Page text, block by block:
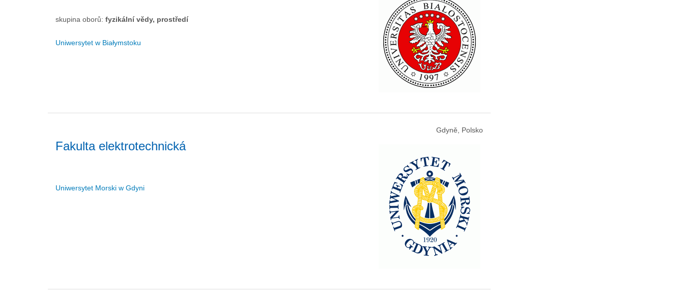
skupina oborů: fyzikální vědy, prostředí
Uniwersytet w Białymstoku
Gdyně, Polsko
Fakulta elektrotechnická
Uniwersytet Morski w Gdyni